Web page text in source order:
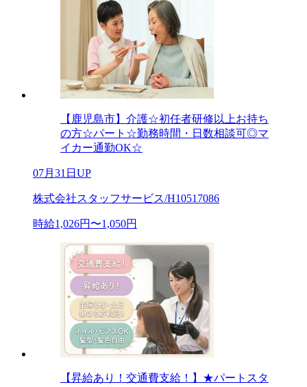
【鹿児島市】介護☆初任者研修以上お持ち
の方☆パート☆勤務時間・日数相談可◎マ
イカー通勤OK☆
07月31日UP
株式会社スタッフサービス/H10517086
時給1,026円〜1,050円
【昇給あり！交通費支給！】★パートスタ